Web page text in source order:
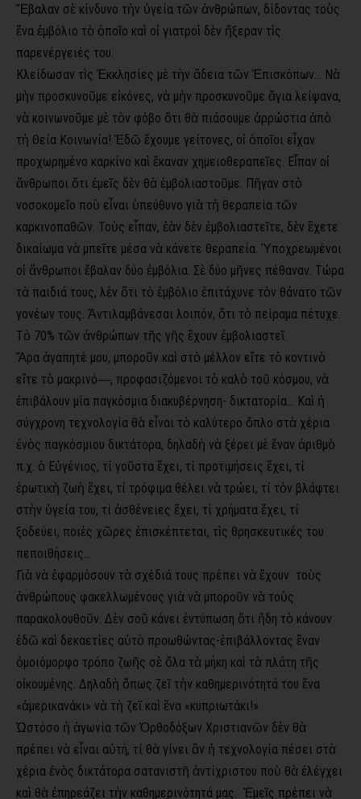
Ἔβαλαν σὲ κίνδυνο τὴν ὑγεία τῶν ἀνθρώπων, δίδοντας τοὺς
ἕνα ἐμβόλιο τὸ ὁποῖο καὶ οἱ γιατροὶ δὲν ἤξεραν τὶς
παρενέργειές του.
Κλείδωσαν τὶς Ἐκκλησίες μὲ τὴν ἄδεια τῶν Ἐπισκόπων… Νὰ
μὴν προσκυνοῦμε εἰκόνες, νὰ μὴν προσκυνοῦμε ἅγια λείψανα,
νὰ κοινωνοῦμε μὲ τὸν φόβο ὅτι θὰ πιάσουμε ἀρρώστια ἀπὸ
τὴ Θεία Κοινωνία! Ἐδῶ ἔχουμε γείτονες, οἱ ὁποῖοι εἶχαν
προχωρημένο καρκίνο καὶ ἔκαναν χημειοθεραπεῖες. Εἶπαν οἱ
ἄνθρωποι ὅτι ἐμεῖς δὲν θὰ ἐμβολιαστοῦμε. Πῆγαν στὸ
νοσοκομεῖο ποὺ εἶναι ὑπεύθυνο γιὰ τὴ θεραπεία τῶν
καρκινοπαθῶν. Τοὺς εἶπαν, ἐὰν δὲν ἐμβολιαστεῖτε, δὲν ἔχετε
δικαίωμα νὰ μπεῖτε μέσα νὰ κάνετε θεραπεία. Ὑποχρεωμένοι
οἱ ἄνθρωποι ἔβαλαν δύο ἐμβόλια. Σὲ δύο μῆνες πέθαναν. Τώρα
τὰ παιδιά τους, λὲν ὅτι τὸ ἐμβόλιο ἐπιτάχυνε τὸν θάνατο τῶν
γονέων τους. Ἀντιλαμβάνεσαι λοιπόν, ὅτι τὸ πείραμα πέτυχε.
Τὸ 70% τῶν ἀνθρώπων τῆς γῆς ἔχουν ἐμβολιαστεῖ.
Ἄρα ἀγαπητέ μου, μποροῦν καὶ στὸ μέλλον εἴτε τὸ κοντινὸ
εἴτε τὸ μακρινό―, προφασιζόμενοι τὸ καλὸ τοῦ κόσμου, νὰ
ἐπιβάλουν μία παγκόσμια διακυβέρνηση- δικτατορία… Καὶ ἡ
σύγχρονη τεχνολογία θὰ εἶναι τὸ καλύτερο ὅπλο στὰ χέρια
ἑνὸς παγκόσμιου δικτάτορα, δηλαδὴ νὰ ξέρει μὲ ἕναν ἀριθμὸ
π.χ. ὁ Εὐγένιος, τί γοῦστα ἔχει, τί προτιμήσεις ἔχει, τί
ἐρωτικὴ ζωὴ ἔχει, τί τρόφιμα θέλει νὰ τρώει, τί τὸν βλάφτει
στὴν ὑγεία του, τί ἀσθένειες ἔχει, τί χρήματα ἔχει, τί
ξοδεύει, ποιὲς χῶρες ἐπισκέπτεται, τὶς θρησκευτικές του
πεποιθήσεις…
Γιὰ νὰ ἐφαρμόσουν τὰ σχέδιά τους πρέπει νὰ ἔχουν τοὺς
ἀνθρώπους φακελλωμένους γιὰ νὰ μποροῦν νὰ τοὺς
παρακολουθοῦν. Δὲν σοῦ κάνει ἐντύπωση ὅτι ἤδη τὸ κάνουν
ἐδῶ καὶ δεκαετίες αὐτὸ προωθώντας-ἐπιβάλλοντας ἕναν
ὁμοιόμορφο τρόπο ζωῆς σὲ ὅλα τὰ μήκη καὶ τὰ πλάτη τῆς
οἰκουμένης. Δηλαδὴ ὅπως ζεῖ τὴν καθημερινότητά του ἕνα
«ἀμερικανάκι» νὰ τὴ ζεῖ καὶ ἕνα «κυπριωτάκι!»
Ὡστόσο ἡ ἀγωνία τῶν Ὀρθοδόξων Χριστιανῶν δὲν θὰ
πρέπει νὰ εἶναι αὐτή, τί θὰ γίνει ἂν ἡ τεχνολογία πέσει στὰ
χέρια ἑνὸς δικτάτορα σατανιστῆ ἀντίχριστου ποὺ θὰ ἐλέγχει
καὶ θὰ ἐπηρεάζει τὴν καθημερινότητά μας. Ἐμεῖς πρέπει νὰ